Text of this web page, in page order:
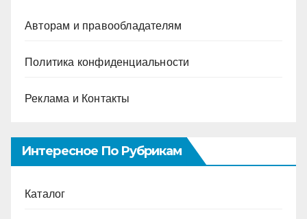
Авторам и правообладателям
Политика конфиденциальности
Реклама и Контакты
Интересное По Рубрикам
Каталог